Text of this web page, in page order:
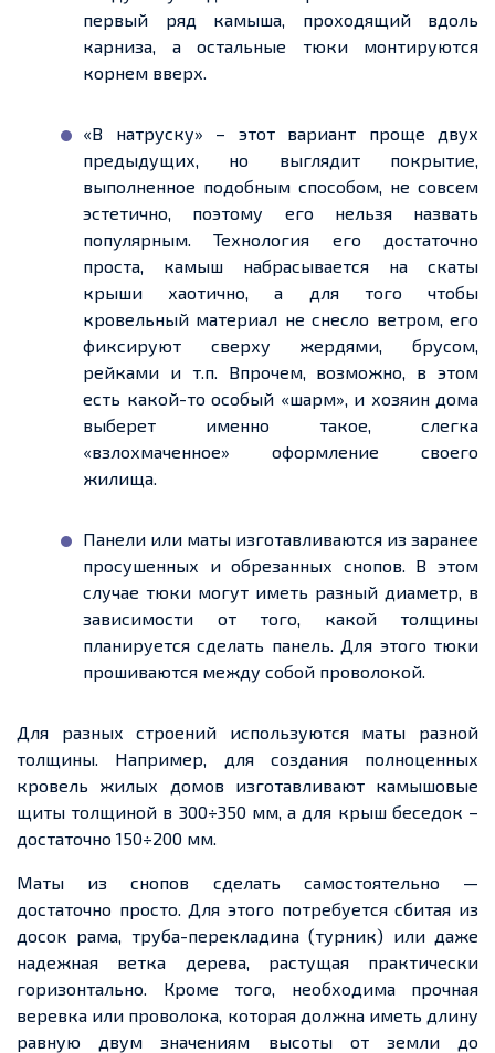
первый ряд камыша, проходящий вдоль
карниза, а остальные тюки монтируются
корнем вверх.
«В натруску» – этот вариант проще двух
предыдущих, но выглядит покрытие,
выполненное подобным способом, не совсем
эстетично, поэтому его нельзя назвать
популярным. Технология его достаточно
проста, камыш набрасывается на скаты
крыши хаотично, а для того чтобы
кровельный материал не снесло ветром, его
фиксируют сверху жердями, брусом,
рейками и т.п. Впрочем, возможно, в этом
есть какой-то особый «шарм», и хозяин дома
выберет именно такое, слегка
«взлохмаченное» оформление своего
жилища.
Панели или маты изготавливаются из заранее
просушенных и обрезанных снопов. В этом
случае тюки могут иметь разный диаметр, в
зависимости от того, какой толщины
планируется сделать панель. Для этого тюки
прошиваются между собой проволокой.
Для разных строений используются маты разной
толщины. Например, для создания полноценных
кровель жилых домов изготавливают камышовые
щиты толщиной в 300÷350 мм, а для крыш беседок –
достаточно 150÷200 мм.
Маты из снопов сделать самостоятельно —
достаточно просто. Для этого потребуется сбитая из
досок рама, труба-перекладина (турник) или даже
надежная ветка дерева, растущая практически
горизонтально. Кроме того, необходима прочная
веревка или проволока, которая должна иметь длину
равную двум значениям высоты от земли до